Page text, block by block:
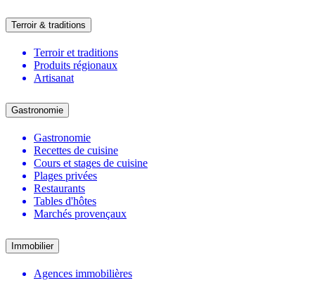
Terroir & traditions
Terroir et traditions
Produits régionaux
Artisanat
Gastronomie
Gastronomie
Recettes de cuisine
Cours et stages de cuisine
Plages privées
Restaurants
Tables d'hôtes
Marchés provençaux
Immobilier
Agences immobilières